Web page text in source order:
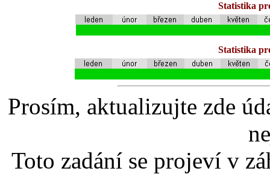
Statistika
Statistika
Prosím, aktualizujte zde
Toto zadání se projeví v